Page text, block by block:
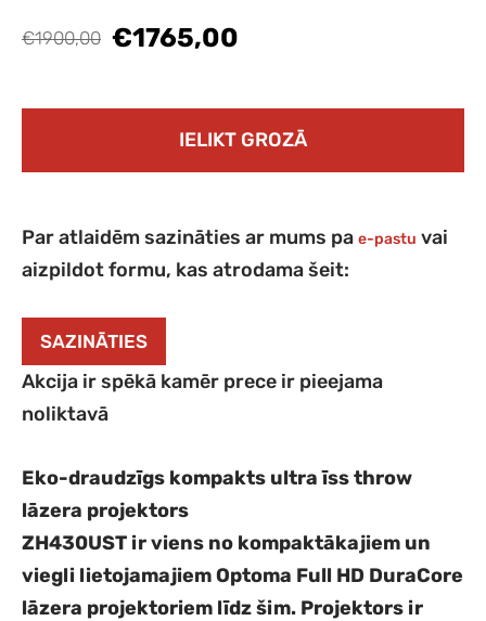
€1900,00 €1765,00
IELIKT GROZĀ
Par atlaidēm sazināties ar mums pa e-pastu vai
aizpildot formu, kas atrodama šeit:
SAZINĀTIES
Akcija ir spēkā kamēr prece ir pieejama
noliktavā
Eko-draudzīgs kompakts ultra īss throw
lāzera projektors
ZH430UST ir viens no kompaktākajiem un
viegli lietojamajiem Optoma Full HD DuraCore
lāzera projektoriem līdz šim. Projektors ir